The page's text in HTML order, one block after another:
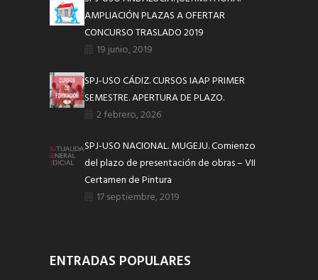
AMPLIACIÓN PLAZAS A OFERTAR
CONCURSO TRASLADO 2019
19 junio, 2019
SPJ-USO CÁDIZ. CURSOS IAAP PRIMER
SEMESTRE. APERTURA DE PLAZO.
2 febrero, 2026
SPJ-USO NACIONAL. MUGEJU. Comienzo
del plazo de presentación de obras – VII
Certamen de Pintura
17 septiembre, 2019
ENTRADAS POPULARES